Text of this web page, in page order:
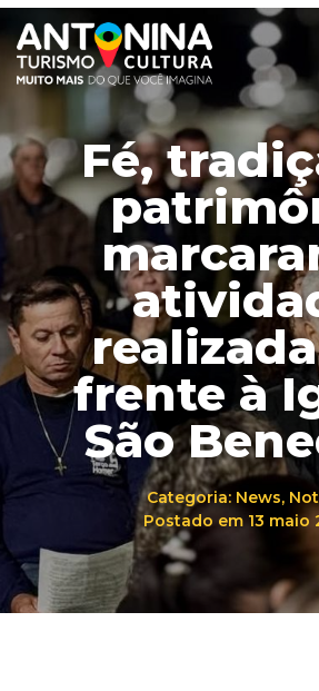
Fé,
frente à
São
Categoria: News,
Postado em 13 maio